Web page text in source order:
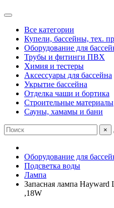
Все категории
Купели, бассейны, тех.
Оборудование для
Трубы и фитинги ПВХ
Химия и тестеры
Аксессуары для бассейна
Укрытие бассейна
Отделка чаши и бортика
Строительные материалы
Сауны, хамамы и бани
×
Оборудование для
Подсветка воды
Лампа
Запасная лампа
,18W